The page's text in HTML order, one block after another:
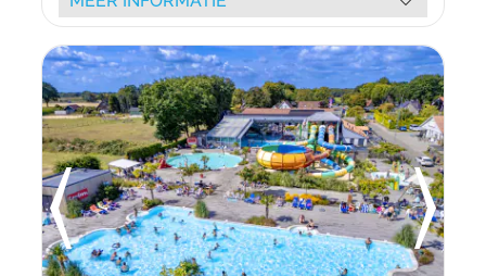
multisportterrein en de activiteiten van de Kids Klup
Verblijf in onze moderne stacaravans 🏕️, sommige
ideaal gelegen aan het water met terras. Verken de
omringende natuur met watersportactiviteiten 🛶
(kanoën, kajakken, paddleboarden) op het boomrijke
kanaal. De camping biedt ook een kinderboerderij 🐐,
een hondenruimte 🐾, een bar-restaurant 🍽️ en een
bibliotheek 📚. De Waldsang is de perfecte plek voor
een actieve en ontspannende vakantie midden in de
natuur 🌿.